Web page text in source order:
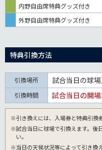
内野自由席特典グッズ付き
外野自由席特典グッズ付き
特典引換方法
引換場所 試合当日の球
引換時間 試合当日の開
※引き換えには、入場券と特典引換
※試合当日に球場で引換えます。後
い。
※当日の天候状況等によって引き換